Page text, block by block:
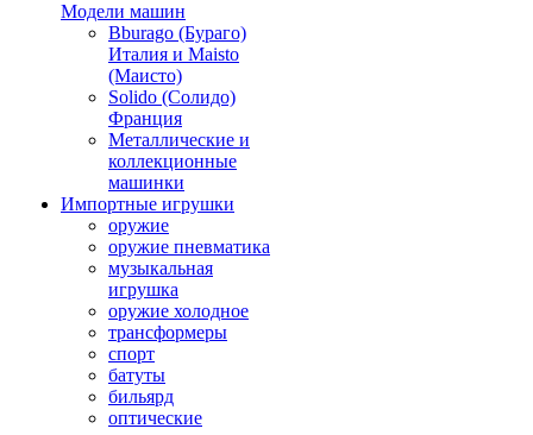
Модели машин
Bburago (Бураго)
Италия и Maisto
(Маисто)
Solido (Солидо)
Франция
Металлические и
коллекционные
машинки
Импортные игрушки
оружие
оружие пневматика
музыкальная
игрушка
оружие холодное
трансформеры
спорт
батуты
бильярд
оптические